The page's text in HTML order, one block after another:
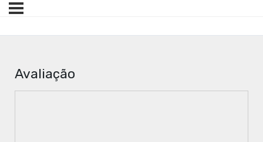
Avaliação